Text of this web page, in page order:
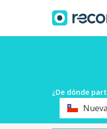
¿De dónde
Origen